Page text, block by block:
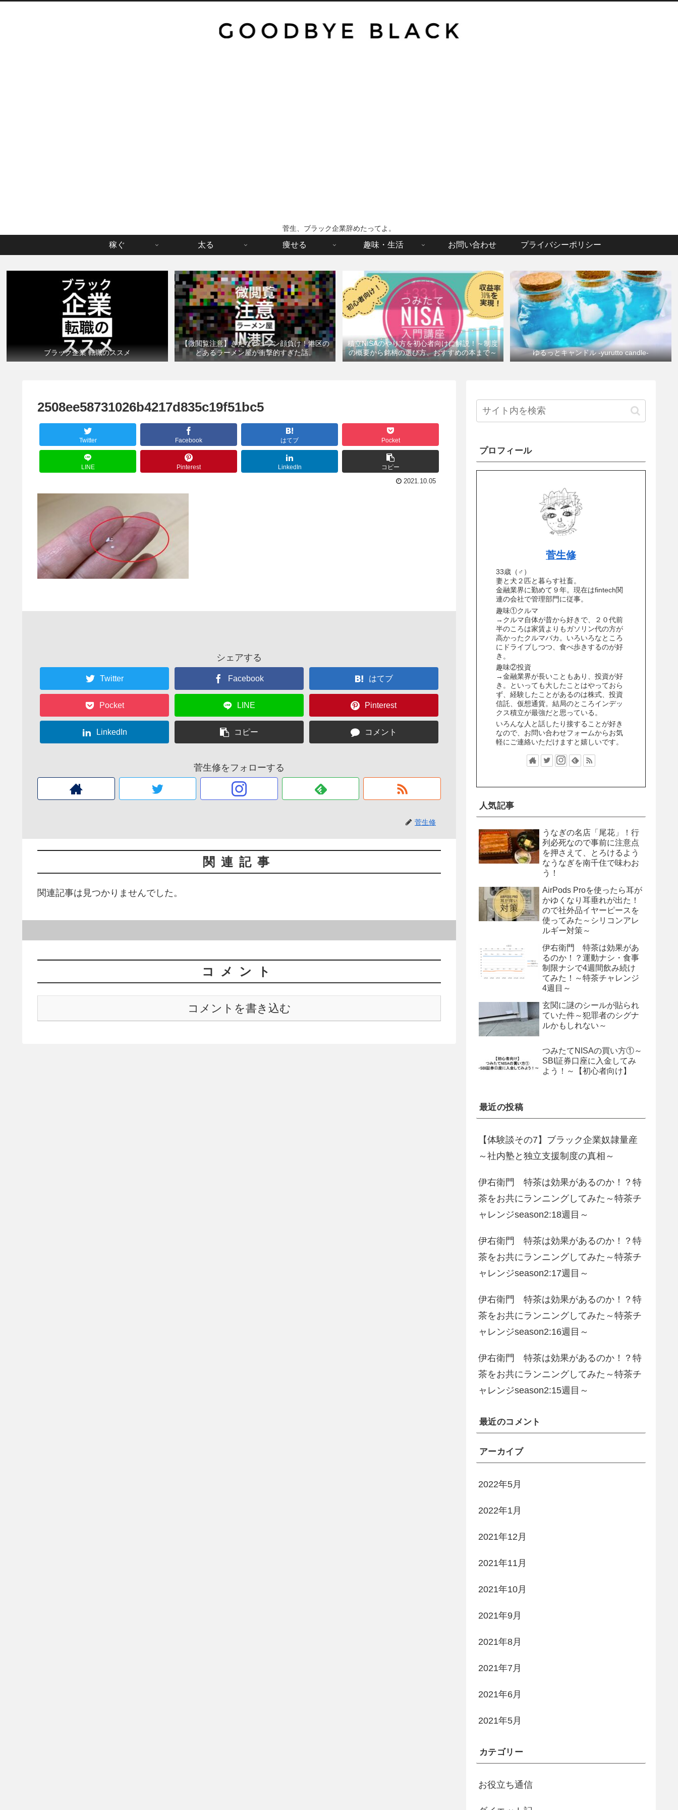
菅生、ブラック企業辞めたってよ。
稼ぐ 太る 痩せる 趣味・生活 お問い合わせ プライバシーポリシー
ブラック企業 転職のススメ
【微閲覧注意】きたなシュラン顔負け！港区の
とあるラーメン屋が衝撃的すぎた話。
積立NISAのやり方を初心者向けに解説！～制度
の概要から銘柄の選び方、おすすめの本まで～
ゆるっとキャンドル -yurutto candle-
2508ee58731026b4217d835c19f51bc5
Twitter Facebook はてブ Pocket
LINE Pinterest LinkedIn コピー
2021.10.05
シェアする
Twitter Facebook はてブ
Pocket LINE Pinterest
LinkedIn コピー コメント
菅生修をフォローする
菅生修
関連記事
関連記事は見つかりませんでした。
コメント
コメントを書き込む
プロフィール
菅生修
33歳（♂）
妻と犬２匹と暮らす社畜。
金融業界に勤めて９年。現在はfintech関
連の会社で管理部門に従事。
趣味①クルマ
→クルマ自体が昔から好きで、２０代前
半のころは家賃よりもガソリン代の方が
高かったクルマバカ。いろいろなところ
にドライブしつつ、食べ歩きするのが好
き。
趣味②投資
→金融業界が長いこともあり、投資が好
き。といっても大したことはやっておら
ず、経験したことがあるのは株式、投資
信託、仮想通貨。結局のところインデッ
クス積立が最強だと思っている。
いろんな人と話したり接することが好き
なので、お問い合わせフォームからお気
軽にご連絡いただけますと嬉しいです。
人気記事
うなぎの名店「尾花」！行
列必死なので事前に注意点
を押さえて、とろけるよう
なうなぎを南千住で味わお
う！
AirPods Proを使ったら耳が
かゆくなり耳垂れが出た！
ので社外品イヤーピースを
使ってみた～シリコンアレ
ルギー対策～
伊右衛門 特茶は効果があ
るのか！？運動ナシ・食事
制限ナシで4週間飲み続け
てみた！～特茶チャレンジ
4週目～
玄関に謎のシールが貼られ
ていた件～犯罪者のシグナ
ルかもしれない～
つみたてNISAの買い方①～
SBI証券口座に入金してみ
よう！～【初心者向け】
最近の投稿
【体験談その7】ブラック企業奴隷量産
～社内塾と独立支援制度の真相～
伊右衛門 特茶は効果があるのか！？特
茶をお共にランニングしてみた～特茶チ
ャレンジseason2:18週目～
伊右衛門 特茶は効果があるのか！？特
茶をお共にランニングしてみた～特茶チ
ャレンジseason2:17週目～
伊右衛門 特茶は効果があるのか！？特
茶をお共にランニングしてみた～特茶チ
ャレンジseason2:16週目～
伊右衛門 特茶は効果があるのか！？特
茶をお共にランニングしてみた～特茶チ
ャレンジseason2:15週目～
最近のコメント
アーカイブ
2022年5月
2022年1月
2021年12月
2021年11月
2021年10月
2021年9月
2021年8月
2021年7月
2021年6月
2021年5月
カテゴリー
お役立ち通信